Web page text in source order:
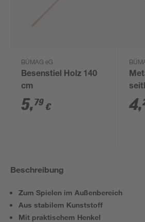
BÜMAG eG
Besenstiel Holz 140
cm
5,79 €
mm
4,
Beschreibung
Zum Spielen im Außenbereich
Aus stabilem Kunststoff
Mit praktischem Henkel